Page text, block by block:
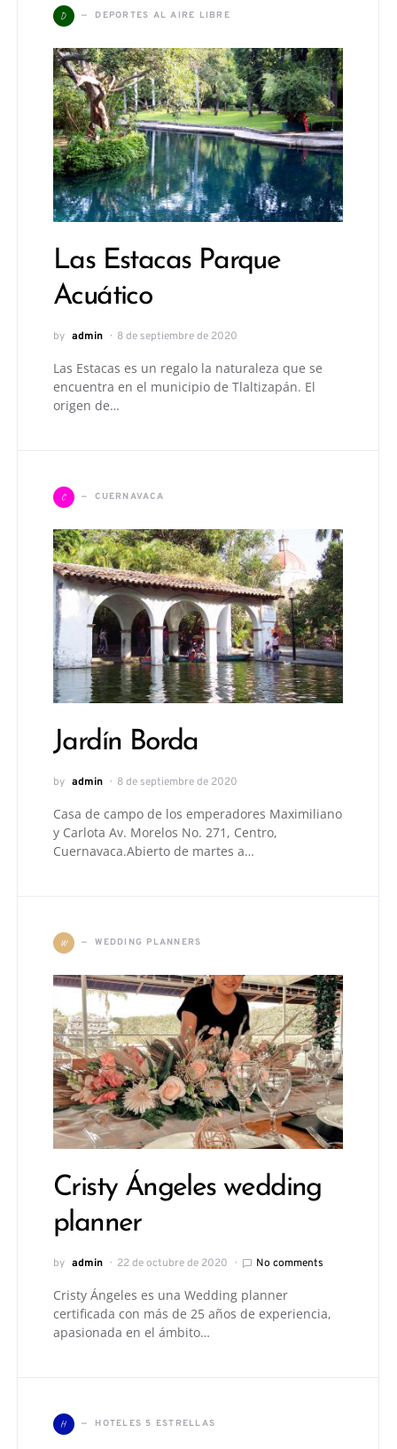
D DEPORTES AL AIRE LIBRE
Las Estacas Parque
Acuático
by admin 8 de septiembre de 2020
Las Estacas es un regalo la naturaleza que se
encuentra en el municipio de Tlaltizapán. El
origen de…
C CUERNAVACA
Jardín Borda
by admin 8 de septiembre de 2020
Casa de campo de los emperadores Maximiliano
y Carlota Av. Morelos No. 271, Centro,
Cuernavaca.Abierto de martes a…
W WEDDING PLANNERS
Cristy Ángeles wedding
planner
by admin 22 de octubre de 2020 No comments
Cristy Ángeles es una Wedding planner
certificada con más de 25 años de experiencia,
apasionada en el ámbito…
H HOTELES 5 ESTRELLAS